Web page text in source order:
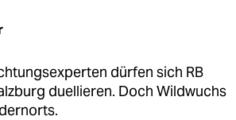
dürfen sich RB
duellieren. Doch Wildwuchs